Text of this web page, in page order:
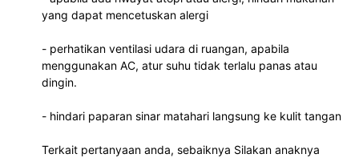
yang dapat mencetuskan alergi
- perhatikan ventilasi udara di ruangan, apabila
menggunakan AC, atur suhu tidak terlalu panas atau
dingin.
- hindari paparan sinar matahari langsung ke kulit tangan
Terkait pertanyaan anda, sebaiknya Silakan anaknya